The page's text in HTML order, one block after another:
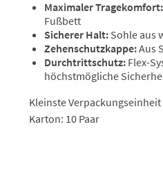
Maximaler Tragekomfort:
Fußbett
Sicherer Halt: Sohle aus
Zehenschutzkappe:Aus
Durchtrittschutz: Flex-
höchstmögliche
Kleinste Verpackungseinheit
Karton: 10 Paar